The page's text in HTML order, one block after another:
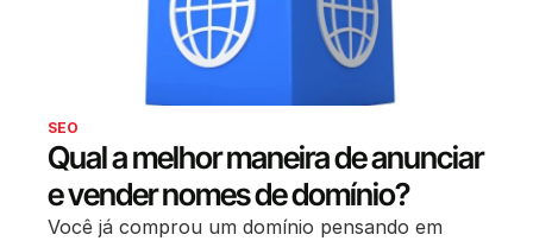
SEO
Qual a melhor maneira de anunciar
e vender nomes de domínio?
Você já comprou um domínio pensando em